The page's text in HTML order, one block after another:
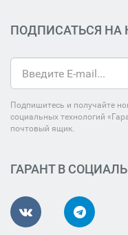
ПОДПИСАТЬСЯ НА
Подпишитесь и получайте
социальных технологий
почтовый ящик.
ГАРАНТ В